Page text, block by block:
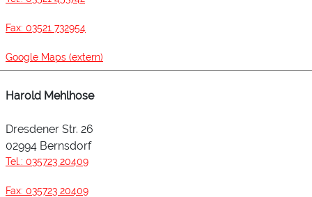
Fax: 03521 732954
Google Maps (extern)
Harold Mehlhose
Dresdener Str. 26
02994 Bernsdorf
Tel.: 035723 20409
Fax: 035723 20409